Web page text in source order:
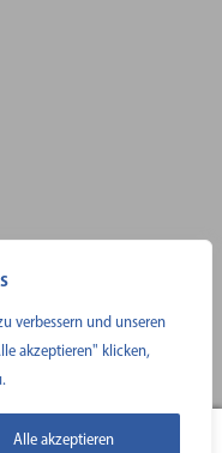
verbessern und unseren
akzeptieren" klicken,
Alle akzeptieren